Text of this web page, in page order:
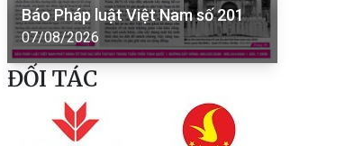
Báo Pháp luật Việt Nam số 201
07/08/2026
ĐỐI TÁC